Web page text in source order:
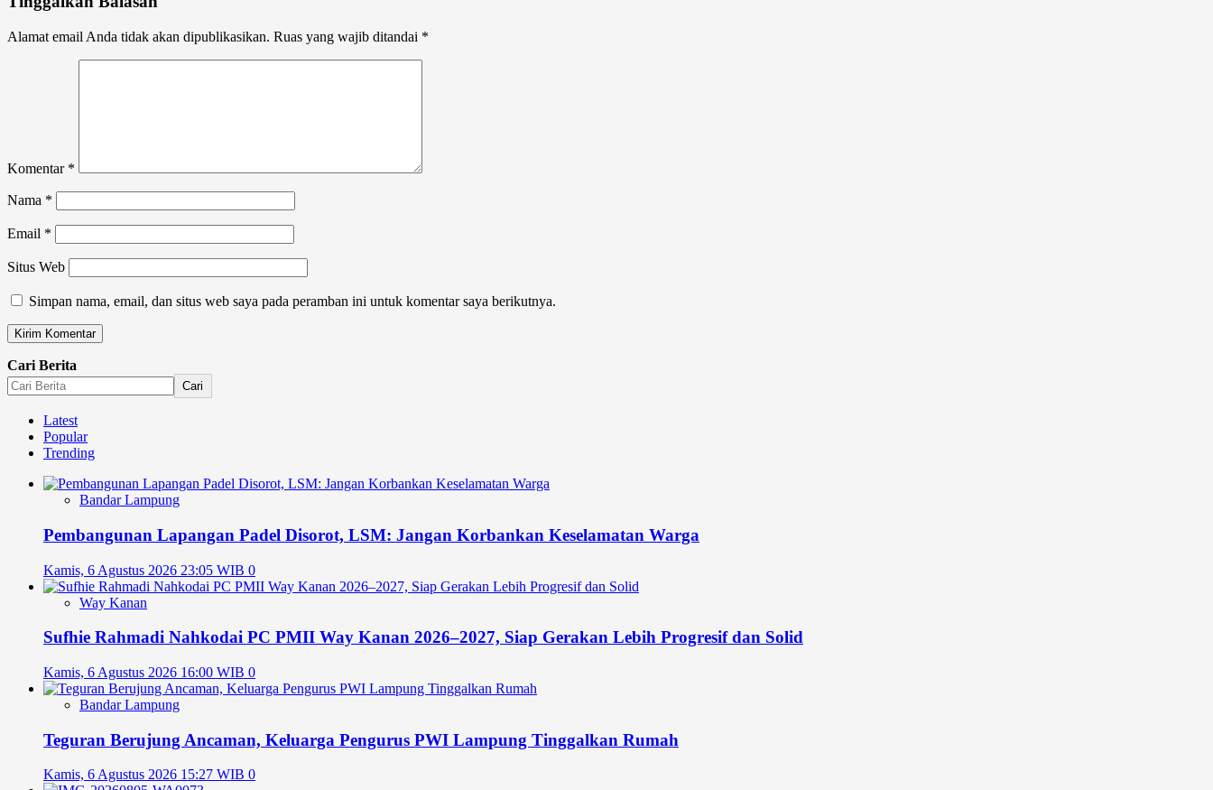
Alamat email Anda tidak akan dipublikasikan. Ruas yang wajib ditandai *
Komentar *
Nama *
Email *
Situs Web
Simpan nama, email, dan situs web saya pada peramban ini untuk komentar saya berikutnya.
Cari Berita
Cari
Latest
Popular
Trending
Bandar Lampung
Pembangunan Lapangan Padel Disorot, LSM: Jangan Korbankan Keselamatan Warga
Kamis, 6 Agustus 2026 23:05 WIB 0
Way Kanan
Sufhie Rahmadi Nahkodai PC PMII Way Kanan 2026–2027, Siap Gerakan Lebih Progresif dan Solid
Kamis, 6 Agustus 2026 16:00 WIB 0
Bandar Lampung
Teguran Berujung Ancaman, Keluarga Pengurus PWI Lampung Tinggalkan Rumah
Kamis, 6 Agustus 2026 15:27 WIB 0